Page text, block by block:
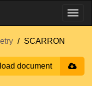
SCARRON
document